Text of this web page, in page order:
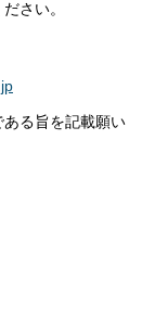
さい。
る旨を記載願い